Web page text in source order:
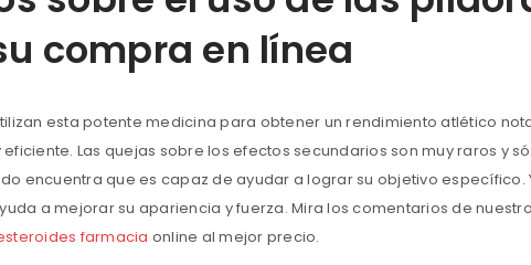
compra en línea
esta potente medicina para obtener un rendimiento atlético
Las quejas sobre los efectos secundarios son muy raros y
encuentra que es capaz de ayudar a lograr su objetivo específico.
a mejorar su apariencia y fuerza. Mira los comentarios de
farmacia online al mejor precio.